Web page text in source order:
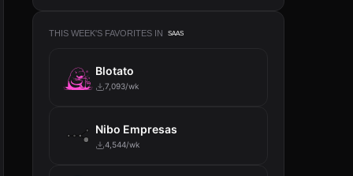
THIS WEEK'S FAVORITES IN SAAS
Blotato
7,093/wk
Nibo Empresas
4,544/wk